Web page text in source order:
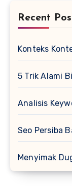
Recent
Konteks
5 Trik Alami
Analisis
Seo Persiba
Menyimak